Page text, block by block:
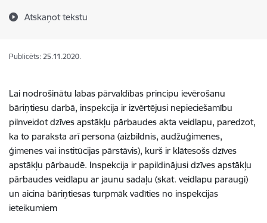
Atskaņot tekstu
Publicēts: 25.11.2020.
Lai nodrošinātu labas pārvaldības principu ievērošanu
bāriņtiesu darbā, inspekcija ir izvērtējusi nepieciešamību
pilnveidot dzīves apstākļu pārbaudes akta veidlapu, paredzot,
ka to paraksta arī persona (aizbildnis, audžuģimenes,
ģimenes vai institūcijas pārstāvis), kurš ir klātesošs dzīves
apstākļu pārbaudē. Inspekcija ir papildinājusi dzīves apstākļu
pārbaudes veidlapu ar jaunu sadaļu (skat. veidlapu paraugi)
un aicina bāriņtiesas turpmāk vadīties no inspekcijas
ieteikumiem